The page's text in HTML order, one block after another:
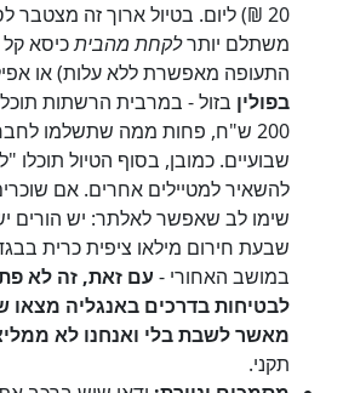
20 ₪) ליום. בטיול ארוך זה מצטבר
משתלם יותרלקחת מהביתכיסא
התעופה מאפשרת ללא עלות) או
בפולין
200 ש"ח, פחות ממה שתשלמו
שבועיים. כמובן, בסוף הטיול
להשאיר למטיילים אחרים. אם
שימו לב שאפשר לאלתר: יש הורים
שבעת חירום מילאו ציפית כרית
במושב האחורי - עם זאת, זה לא
לבטיחות בדרכים באנגליה מצאו
מאשר לשבת בלי ואנחנו לא
תקני.